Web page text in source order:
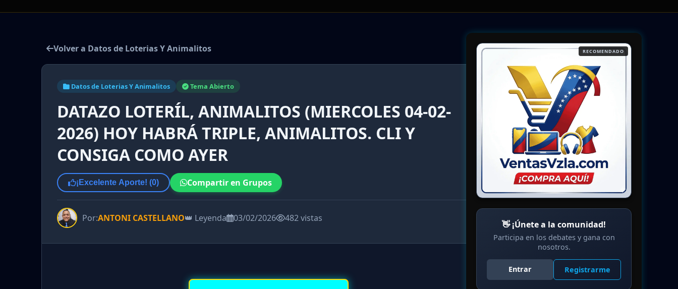
Volver a Datos de Loterias Y Animalitos
Datos de Loterias Y Animalitos Tema Abierto
DATAZO LOTERÍL, ANIMALITOS (MIERCOLES 04-02-
2026) HOY HABRÁ TRIPLE, ANIMALITOS. CLI Y
CONSIGA COMO AYER
¡Excelente Aporte! (0) Compartir en Grupos
Por:ANTONI CASTELLANO👑 Leyenda 03/02/2026 482 vistas
RECOMENDADO
👋 ¡Únete a la comunidad!
Participa en los debates y gana con
nosotros.
Entrar Registrarme